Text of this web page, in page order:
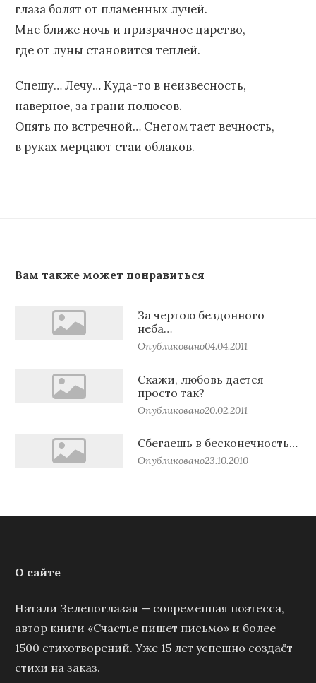
глаза болят от пламенных лучей.
Мне ближе ночь и призрачное царство,
где от луны становится теплей.
Спешу… Лечу… Куда-то в неизвесность,
наверное, за грани полюсов.
Опять по встречной… Снегом тает вечность,
в руках мерцают стаи облаков.
Вам также может понравиться
За чертою бездонного
неба…
Опубликовано04.04.2011
Скажи, любовь дается
просто так?
Опубликовано20.02.2011
Сбегаешь в бесконечность…
Опубликовано23.10.2010
О сайте
Натали Зеленоглазая — современная поэтесса,
автор книги «Счастье пишет письмо» и более
1500 стихотворений. Уже 15 лет успешно создаёт
стихи на заказ.